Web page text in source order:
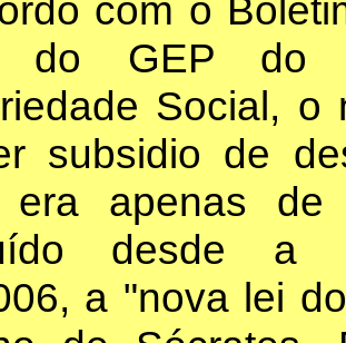
com o
do GEP do
Social, o
subsidio de
era apenas de
desde a
a "nova lei